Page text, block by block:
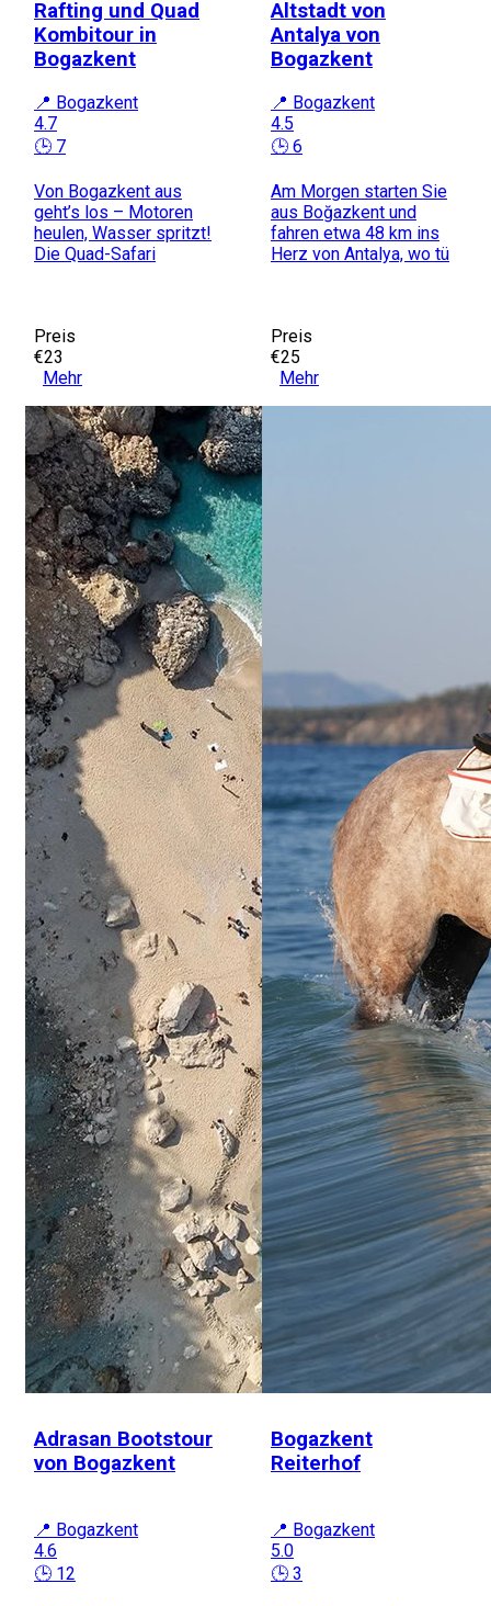
Rafting und Quad
Kombitour in
Bogazkent
📍 Bogazkent
4.7
🕒 7
Von Bogazkent aus
geht’s los – Motoren
heulen, Wasser spritzt!
Die Quad-Safari
Preis
€23
Mehr
Altstadt von
Antalya von
Bogazkent
📍 Bogazkent
4.5
🕒 6
Am Morgen starten Sie
aus Boğazkent und
fahren etwa 48 km ins
Herz von Antalya, wo tü
Preis
€25
Mehr
Adrasan Bootstour
von Bogazkent
📍 Bogazkent
4.6
🕒 12
Bogazkent
Reiterhof
📍 Bogazkent
5.0
🕒 3